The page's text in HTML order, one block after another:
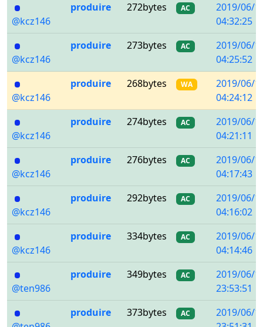
@kcz146
produire 272bytes AC
2019/06/
04:32:25
@kcz146
produire 273bytes AC
2019/06/
04:25:52
@kcz146
produire 268bytes WA
2019/06/
04:24:12
@kcz146
produire 274bytes AC
2019/06/
04:21:11
@kcz146
produire 276bytes AC
2019/06/
04:17:43
@kcz146
produire 292bytes AC
2019/06/
04:16:02
@kcz146
produire 334bytes AC
2019/06/
04:14:46
@ten986
produire 349bytes AC
2019/06/
23:53:51
produire 373bytes AC
2019/06/